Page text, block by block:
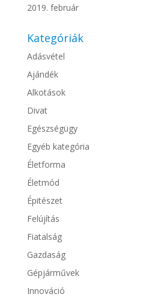
2019. február
Kategóriák
Adásvétel
Ajándék
Alkotások
Divat
Egészségügy
Egyéb kategória
Életforma
Életmód
Épitészet
Felújítás
Fiatalság
Gazdaság
Gépjárművek
Innováció